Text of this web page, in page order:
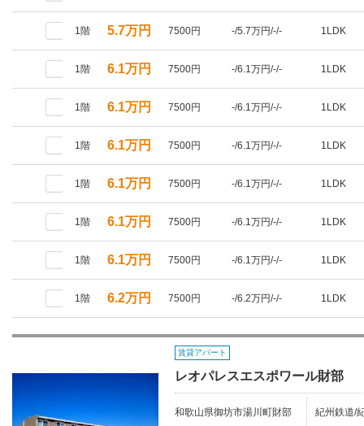
1階 5.7万円 7500円 -/5.7万円/-/- 1LDK
1階 6.1万円 7500円 -/6.1万円/-/- 1LDK
1階 6.1万円 7500円 -/6.1万円/-/- 1LDK
1階 6.1万円 7500円 -/6.1万円/-/- 1LDK
1階 6.1万円 7500円 -/6.1万円/-/- 1LDK
1階 6.1万円 7500円 -/6.1万円/-/- 1LDK
1階 6.1万円 7500円 -/6.1万円/-/- 1LDK
1階 6.2万円 7500円 -/6.2万円/-/- 1LDK
賃貸アパート
レオパレスエスポワール財部
和歌山県御坊市湯川町財部 紀州鉄道/